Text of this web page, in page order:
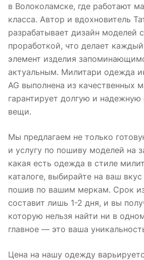
в Волоколамске, где работают
класса. Автор и вдохновитель
разрабатывает дизайн моделей
проработкой, что делает
элемент изделия
актуальным. Милитари одежда
AG выполнена из качественных
гарантирует долгую и
вещи.
Мы предлагаем не только
и услугу по пошиву моделей на
какая есть одежда в стиле
каталоге, выбирайте на ваш
пошив по вашим меркам. Срок
составит лишь 1-2 дня, и вы
которую нельзя найти ни в
главное — это ваша
Цена на нашу одежду